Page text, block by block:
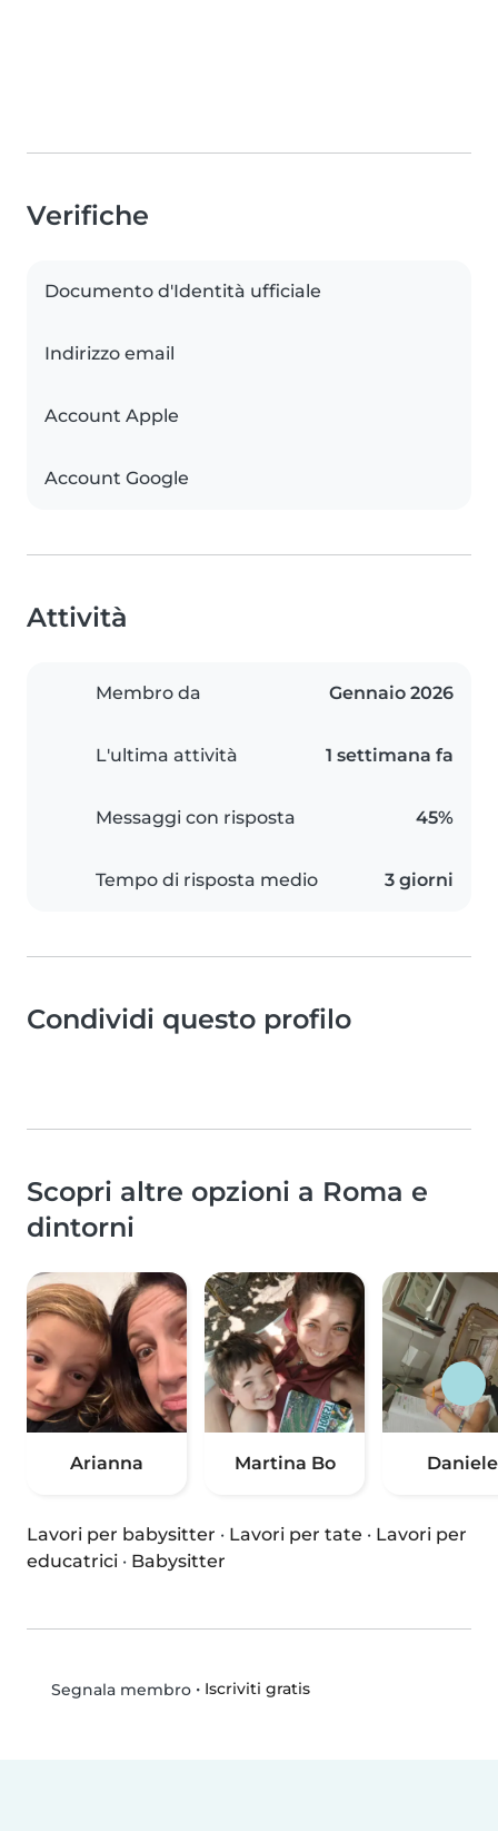
Verifiche
Documento d'Identità ufficiale
Indirizzo email
Account Apple
Account Google
Attività
Membro da Gennaio 2026
L'ultima attività 1 settimana fa
Messaggi con risposta 45%
Tempo di risposta medio 3 giorni
Condividi questo profilo
Scopri altre opzioni a Roma e
dintorni
Arianna Martina Bo Daniele
Lavori per babysitter · Lavori per tate · Lavori per
educatrici · Babysitter
Segnala membro• Iscriviti gratis